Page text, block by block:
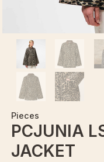
Pieces
PCJUNIA
JACKET